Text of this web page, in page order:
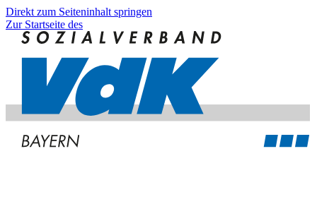
Direkt zum Seiteninhalt springen
Zur Startseite des